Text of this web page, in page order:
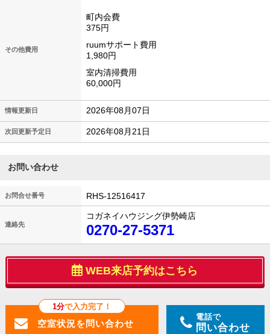
その他費用
町内会費
375円
ruumサポート費用
1,980円
室内清掃費用
60,000円
情報更新日 2026年08月07日
次回更新予定日 2026年08月21日
お問い合わせ
お問合せ番号 RHS-12516417
連絡先
コガネイハウジング伊勢崎店
0270-27-5371
WEB来店予約はこちら
1分で入力完了！
電話で
問い合わせ